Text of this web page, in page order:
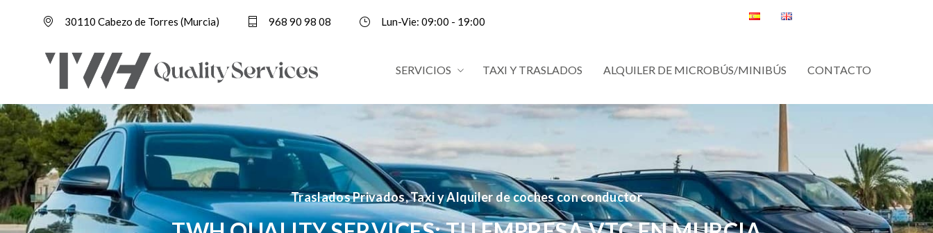
30110 Cabezo de Torres (Murcia) 968 90 98 08 Lun-Vie: 09:00 - 19:00
SERVICIOS TAXI Y TRASLADOS ALQUILER DE MICROBÚS/MINIBÚS CONTACTO
Traslados Privados, Taxi y Alquiler de coches con conductor